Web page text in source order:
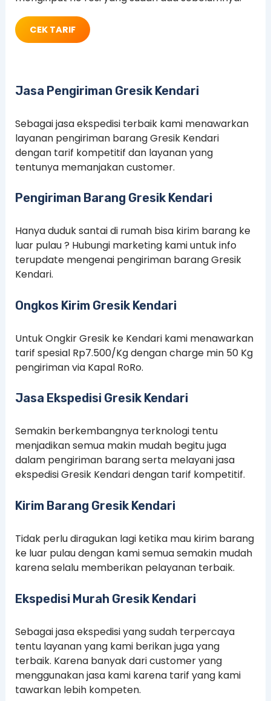
CEK TARIF
Jasa Pengiriman Gresik Kendari
Sebagai jasa ekspedisi terbaik kami menawarkan
layanan pengiriman barang Gresik Kendari
dengan tarif kompetitif dan layanan yang
tentunya memanjakan customer.
Pengiriman Barang Gresik Kendari
Hanya duduk santai di rumah bisa kirim barang ke
luar pulau ? Hubungi marketing kami untuk info
terupdate mengenai pengiriman barang Gresik
Kendari.
Ongkos Kirim Gresik Kendari
Untuk Ongkir Gresik ke Kendari kami menawarkan
tarif spesial Rp7.500/Kg dengan charge min 50 Kg
pengiriman via Kapal RoRo.
Jasa Ekspedisi Gresik Kendari
Semakin berkembangnya terknologi tentu
menjadikan semua makin mudah begitu juga
dalam pengiriman barang serta melayani jasa
ekspedisi Gresik Kendari dengan tarif kompetitif.
Kirim Barang Gresik Kendari
Tidak perlu diragukan lagi ketika mau kirim barang
ke luar pulau dengan kami semua semakin mudah
karena selalu memberikan pelayanan terbaik.
Ekspedisi Murah Gresik Kendari
Sebagai jasa ekspedisi yang sudah terpercaya
tentu layanan yang kami berikan juga yang
terbaik. Karena banyak dari customer yang
menggunakan jasa kami karena tarif yang kami
tawarkan lebih kompeten.